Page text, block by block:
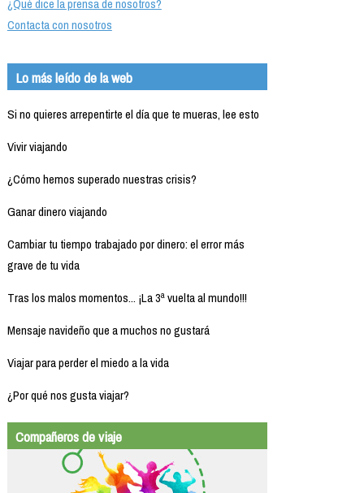
¿Qué dice la prensa de nosotros?
Contacta con nosotros
Lo más leído de la web
Si no quieres arrepentirte el día que te mueras, lee esto
Vivir viajando
¿Cómo hemos superado nuestras crisis?
Ganar dinero viajando
Cambiar tu tiempo trabajado por dinero: el error más
grave de tu vida
Tras los malos momentos... ¡La 3ª vuelta al mundo!!!
Mensaje navideño que a muchos no gustará
Viajar para perder el miedo a la vida
¿Por qué nos gusta viajar?
Compañeros de viaje